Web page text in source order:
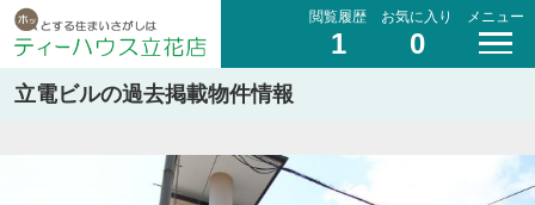
閲覧履歴
1
お気に入り
0
メニュー
立電ビルの過去掲載物件情報